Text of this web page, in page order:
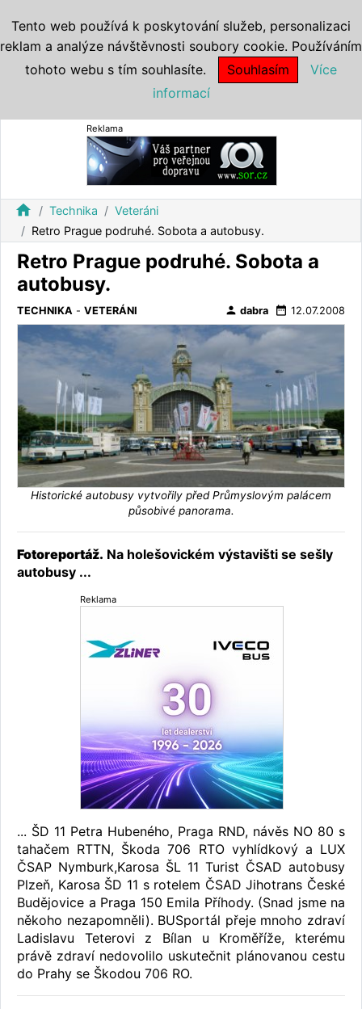
Reklama
home Technika
Veteráni
Retro Prague podruhé. Sobota a autobusy.
Retro Prague podruhé. Sobota a
autobusy.
TECHNIKA - VETERÁNI person dabra date_range 12.07.2008
Historické autobusy vytvořily před Průmyslovým palácem
působivé panorama.
Fotoreportáž. Na holešovickém výstavišti se sešly
autobusy ...
Reklama
... ŠD 11 Petra Hubeného, Praga RND, návěs NO 80 s
tahačem RTTN, Škoda 706 RTO vyhlídkový a LUX
ČSAP Nymburk,Karosa ŠL 11 Turist ČSAD autobusy
Plzeň, Karosa ŠD 11 s rotelem ČSAD Jihotrans České
Budějovice a Praga 150 Emila Příhody. (Snad jsme na
někoho nezapomněli). BUSportál přeje mnoho zdraví
Ladislavu Teterovi z Bílan u Kroměříže, kterému
právě zdraví nedovolilo uskutečnit plánovanou cestu
do Prahy se Škodou 706 RO.
Tento web používá k poskytování služeb, personalizaci
reklam a analýze návštěvnosti soubory cookie. Používáním
tohoto webu s tím souhlasíte.
Souhlasím
Více
informací